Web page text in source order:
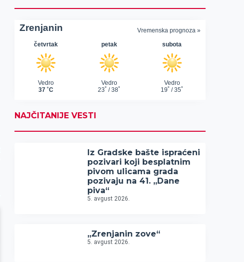
NAJČITANIJE VESTI
Iz Gradske bašte ispraćeni
pozivari koji besplatnim
pivom ulicama grada
pozivaju na 41. „Dane
piva“
5. avgust 2026.
„Zrenjanin zove“
5. avgust 2026.